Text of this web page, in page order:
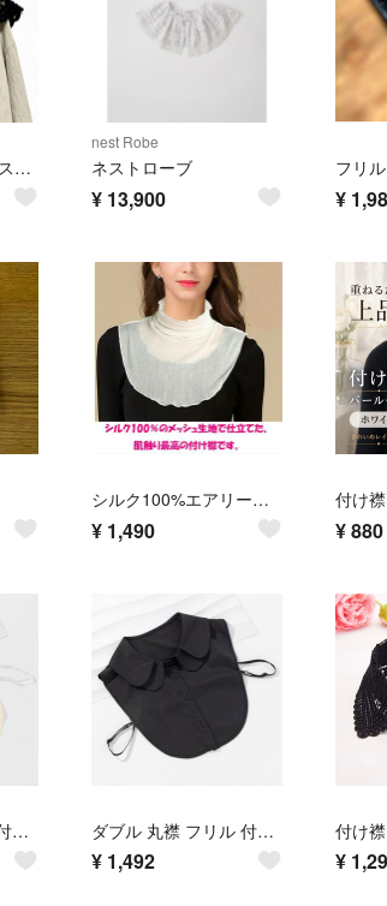
【新品】バテンレース付け襟 サマンサモスモス ブラック Samansa Mos2
nest Robe
ネストローブ
¥ 13,900 ¥
シルク100%エアリーメッシュ付け襟 ホワイト 絹 つけ襟 衿 首元ケアシワ隠し 敏感肌 サラサラ UV紫外線対策 冷房対策
¥ 1,490 ¥880
ダブル 丸襟 フリル 付け襟 レディース ダブル 丸襟 フリル 付け襟 レディース
¥ 1,492 ¥